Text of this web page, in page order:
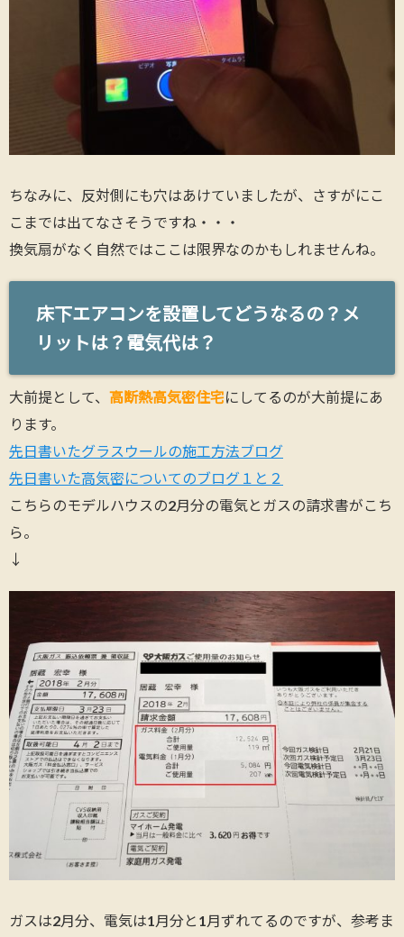
ちなみに、反対側にも穴はあけていましたが、さすがにこ
こまでは出てなさそうですね・・・
換気扇がなく自然ではここは限界なのかもしれませんね。
床下エアコンを設置してどうなるの？メ
リットは？電気代は？
大前提として、 高断熱高気密住宅にしてるのが大前提にあ
ります。
先日書いたグラスウールの施工方法ブログ
先日書いた高気密についてのブログ１と２
こちらのモデルハウスの2月分の電気とガスの請求書がこち
ら。
↓
ガスは2月分、電気は1月分と1月ずれてるのですが、参考ま